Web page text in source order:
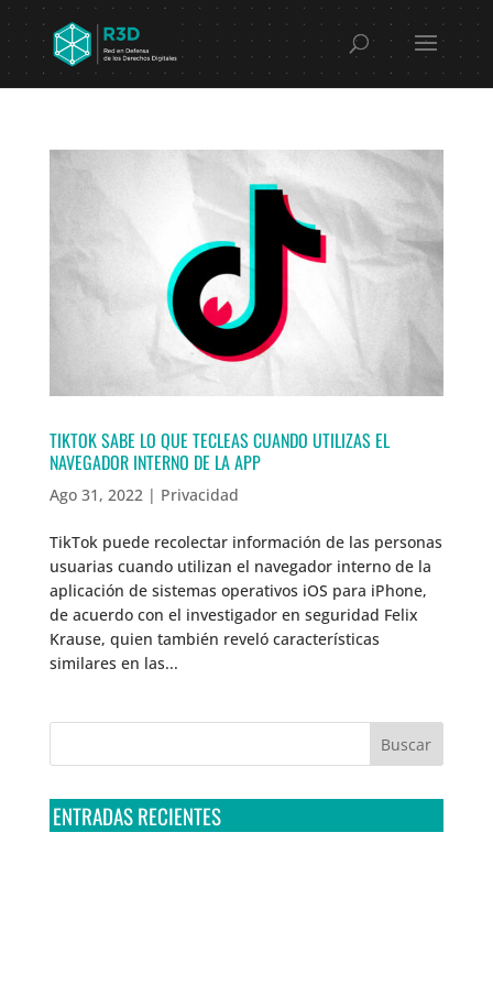
TIKTOK SABE LO QUE TECLEAS CUANDO UTILIZAS EL
NAVEGADOR INTERNO DE LA APP
Ago 31, 2022| Privacidad
TikTok puede recolectar información de las personas
usuarias cuando utilizan el navegador interno de la
aplicación de sistemas operativos iOS para iPhone,
de acuerdo con el investigador en seguridad Felix
Krause, quien también reveló características
similares en las...
ENTRADAS RECIENTES